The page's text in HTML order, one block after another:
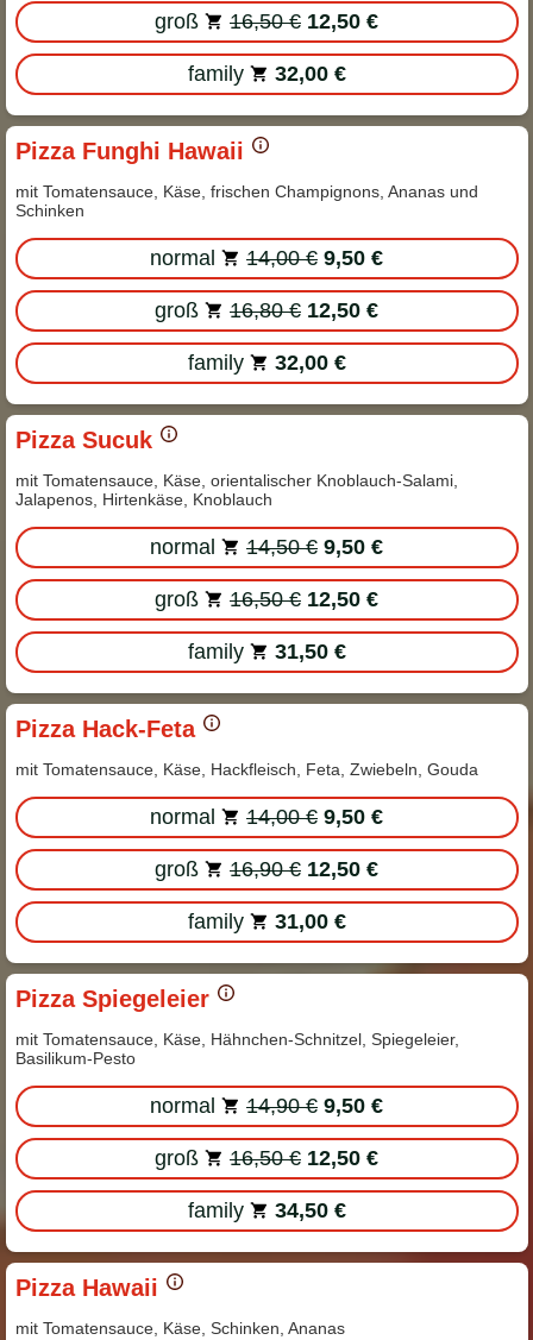
groß 16,50 € 12,50 €
family 32,00 €
Pizza Funghi Hawaii
mit Tomatensauce, Käse, frischen Champignons, Ananas und
Schinken
normal 14,00 € 9,50 €
groß 16,80 € 12,50 €
family 32,00 €
Pizza Sucuk
mit Tomatensauce, Käse, orientalischer Knoblauch-Salami,
Jalapenos, Hirtenkäse, Knoblauch
normal 14,50 € 9,50 €
groß 16,50 € 12,50 €
family 31,50 €
Pizza Hack-Feta
mit Tomatensauce, Käse, Hackfleisch, Feta, Zwiebeln, Gouda
normal 14,00 € 9,50 €
groß 16,90 € 12,50 €
family 31,00 €
Pizza Spiegeleier
mit Tomatensauce, Käse, Hähnchen-Schnitzel, Spiegeleier,
Basilikum-Pesto
normal 14,90 € 9,50 €
groß 16,50 € 12,50 €
family 34,50 €
Pizza Hawaii
mit Tomatensauce, Käse, Schinken, Ananas